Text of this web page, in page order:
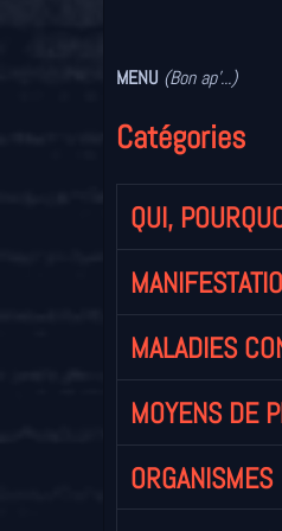
MENU (Bon ap'...)
Catégories
QUI,
MALADIES
MOYENS DE
ORGANISMES